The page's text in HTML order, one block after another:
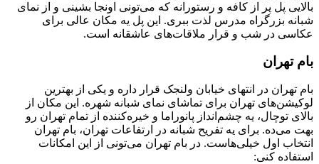
بالایی پل پر از کافه و رستورانه که می‌تونی اونجا بشینی و از نمای
شبانه بزرگراه مدرس لذت ببری. این پل یه مکان عالی برای
عکاسی در شب و قرار ملاقات‌های عاشقانه است.
بام تهران
بام تهران در انتهای خیابان ولنجک قرار داره و یکی از بهترین
لوکیشن‌های تهران برای تماشای نمای شبانه شهره. این مکان از
بالای توچال، یه چشم‌انداز پانوراما و خیره‌کننده از تمام تهران رو
بهت می‌ده. برای یه تفریح شبانه در ارتفاعات تهران، بام تهران
انتخاب اول خیلی‌هاست. در بام تهران می‌تونی از این امکانات
استفاده کنی: